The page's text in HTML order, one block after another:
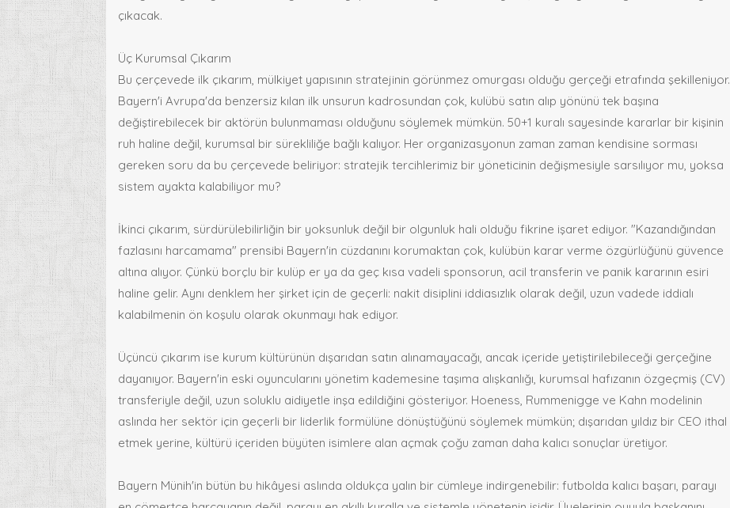
çıkacak.
Üç Kurumsal Çıkarım
Bu çerçevede ilk çıkarım, mülkiyet yapısının stratejinin görünmez omurgası olduğu gerçeği etrafında şekilleniyor.
Bayern'i Avrupa'da benzersiz kılan ilk unsurun kadrosundan çok, kulübü satın alıp yönünü tek başına
değiştirebilecek bir aktörün bulunmaması olduğunu söylemek mümkün. 50+1 kuralı sayesinde kararlar bir kişinin
ruh haline değil, kurumsal bir sürekliliğe bağlı kalıyor. Her organizasyonun zaman zaman kendisine sorması
gereken soru da bu çerçevede beliriyor: stratejik tercihlerimiz bir yöneticinin değişmesiyle sarsılıyor mu, yoksa
sistem ayakta kalabiliyor mu?
İkinci çıkarım, sürdürülebilirliğin bir yoksunluk değil bir olgunluk hali olduğu fikrine işaret ediyor. "Kazandığından
fazlasını harcamama" prensibi Bayern'in cüzdanını korumaktan çok, kulübün karar verme özgürlüğünü güvence
altına alıyor. Çünkü borçlu bir kulüp er ya da geç kısa vadeli sponsorun, acil transferin ve panik kararının esiri
haline gelir. Aynı denklem her şirket için de geçerli: nakit disiplini iddiasızlık olarak değil, uzun vadede iddialı
kalabilmenin ön koşulu olarak okunmayı hak ediyor.
Üçüncü çıkarım ise kurum kültürünün dışarıdan satın alınamayacağı, ancak içeride yetiştirilebileceği gerçeğine
dayanıyor. Bayern'in eski oyuncularını yönetim kademesine taşıma alışkanlığı, kurumsal hafızanın özgeçmiş (CV)
transferiyle değil, uzun soluklu aidiyetle inşa edildiğini gösteriyor. Hoeness, Rummenigge ve Kahn modelinin
aslında her sektör için geçerli bir liderlik formülüne dönüştüğünü söylemek mümkün; dışarıdan yıldız bir CEO ithal
etmek yerine, kültürü içeriden büyüten isimlere alan açmak çoğu zaman daha kalıcı sonuçlar üretiyor.
Bayern Münih'in bütün bu hikâyesi aslında oldukça yalın bir cümleye indirgenebilir: futbolda kalıcı başarı, parayı